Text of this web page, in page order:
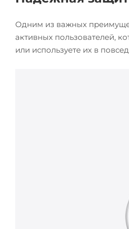
Одним из важных
активных пользователей,
или используете их в